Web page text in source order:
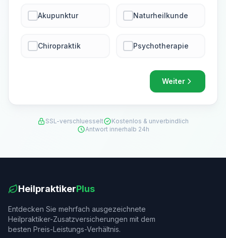
Akupunktur Naturheilkunde
Chiropraktik Psychotherapie
Weiter
SSL-verschluesselt
Kostenlos & unverbindlich
Antwort innerhalb 24h
HeilpraktikerPlus
Entdecken Sie mehrfach ausgezeichnete
Heilpraktiker-Zusatzversicherungen mit dem
besten Preis-Leistungs-Verhältnis.